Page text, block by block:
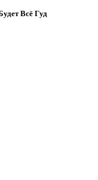
Всё Гуд